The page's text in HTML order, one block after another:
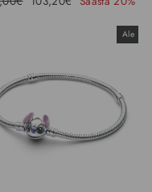
Ale